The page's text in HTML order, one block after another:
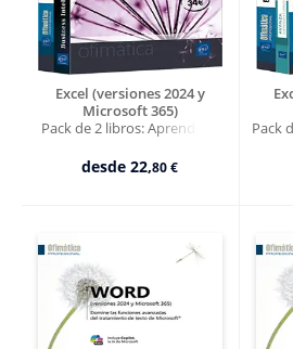
Excel (versiones 2024 y
Microsoft 365)
Pack de 2 libros: Aprender y
desde22,80 €
Pack